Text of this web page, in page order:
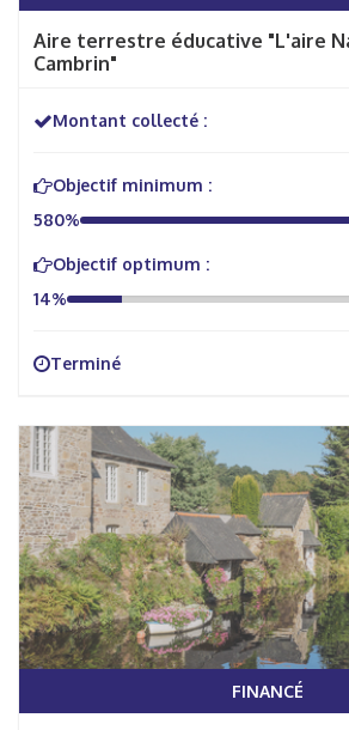
Aire terrestre éducative "L'aire
Cambrin"
Montant collecté :
Objectif minimum :
580%
Objectif optimum :
14%
Terminé
FINANCÉ